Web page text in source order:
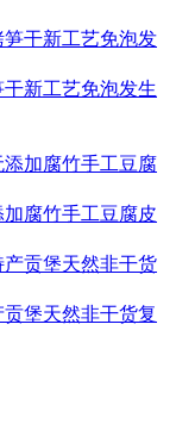
新工艺免泡发生
腐竹手工豆腐皮
堡天然非干货复